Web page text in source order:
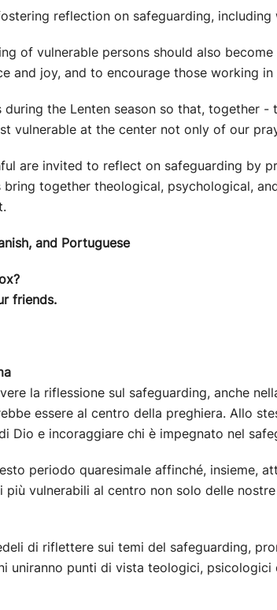
reflection on safeguarding,
of vulnerable persons should also
and joy, and to encourage those working in
the Lenten season so that, together
vulnerable at the center not only of our
are invited to reflect on safeguarding by
together theological, psychological,
and Portuguese
friends.
la riflessione sul safeguarding, anche
essere al centro della preghiera. Allo
Dio e incoraggiare chi è impegnato nel
periodo quaresimale affinché, insieme,
vulnerabili al centro non solo delle
di riflettere sui temi del safeguarding,
uniranno punti di vista teologici,